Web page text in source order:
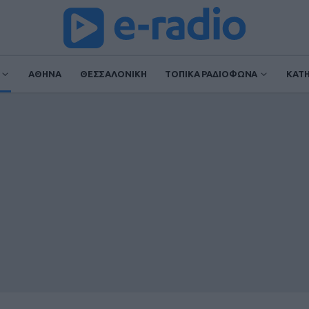
ΑΘΗΝΑ ΘΕΣΣΑΛΟΝΙΚΗ ΤΟΠΙΚΑ ΡΑΔΙΟΦΩΝΑ